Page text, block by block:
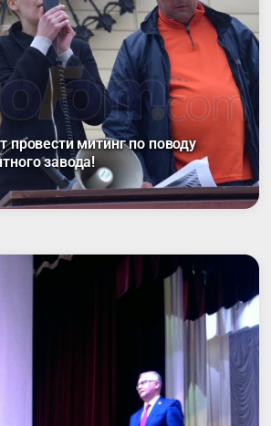
провести митинг по поводу
завода!